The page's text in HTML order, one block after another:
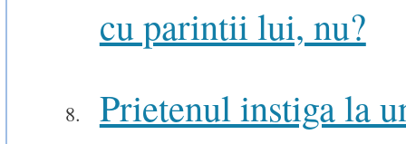
cu parintii lui, nu?
Prietenul instiga la